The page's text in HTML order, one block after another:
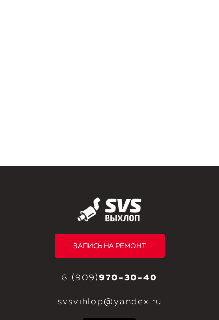
ЗАПИСЬ НА РЕМОНТ
8 (909)970-30-40
svsvihlop@yandex.ru